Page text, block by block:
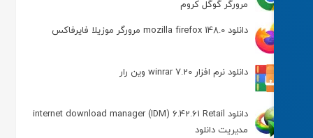
مرورگر گوگل کروم
دانلود mozilla firefox 148.0 مرورگر موزیلا فایرفاکس
دانلود نرم افزار winrar 7.20 وین رار
دانلود internet download manager (IDM) 6.42.61 Retail
مدیریت دانلود